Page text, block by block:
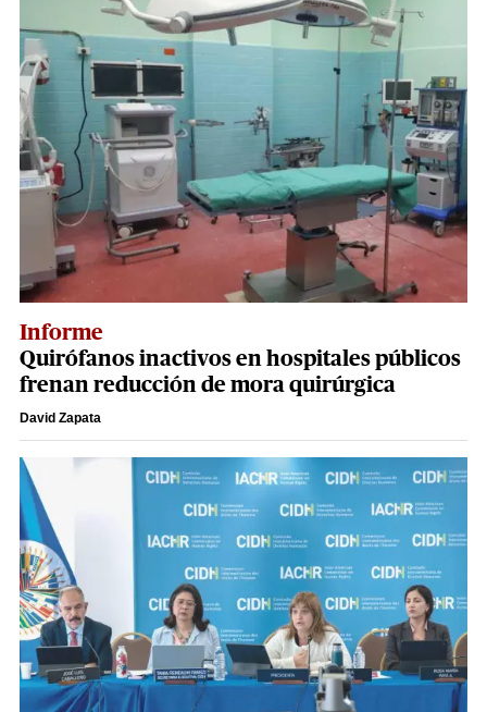
Informe
Quirófanos inactivos en hospitales públicos
frenan reducción de mora quirúrgica
David Zapata